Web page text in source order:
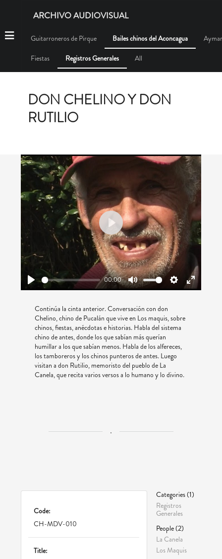
ARCHIVO AUDIOVISUAL
Guitarroneros de Pirque Bailes chinos del Aconcagua
Fiestas
Registros Generales All
DON CHELINO Y DON
RUTILIO
Play
00:00
Mute SettingsEnter
Play
Continúa la cinta anterior. Conversación con don
Chelino, chino de Pucalán que vive en Los maquis, sobre
chinos, fiestas, anécdotas e historias. Habla del sistema
chino de antes, donde los que sabían más querían
humillar a los que sabían menos. Habla de los alfereces,
los tamboreros y los chinos punteros de antes. Luego
visitan a don Rutilio, memoristo del pueblo de La
Canela, que recita varios versos a lo humano y lo divino.
.
Code:
CH-MDV-010
Title:
Categories (1)
Registros
Generales
People (2)
La Canela
Los Maquis